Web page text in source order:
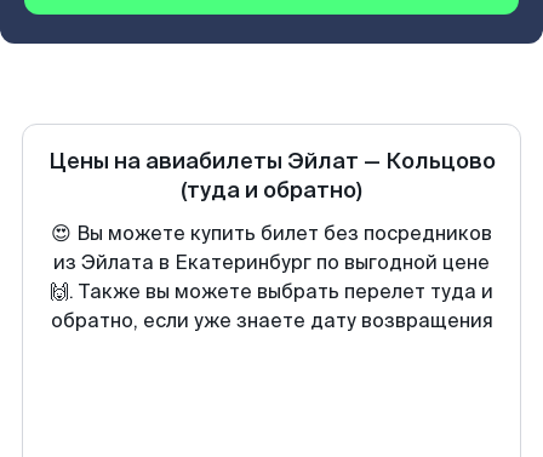
Цены на авиабилеты Эйлат — Кольцово
(туда и обратно)
😍 Вы можете купить билет без посредников
из Эйлата в Екатеринбург по выгодной цене
🙌. Также вы можете выбрать перелет туда и
обратно, если уже знаете дату возвращения